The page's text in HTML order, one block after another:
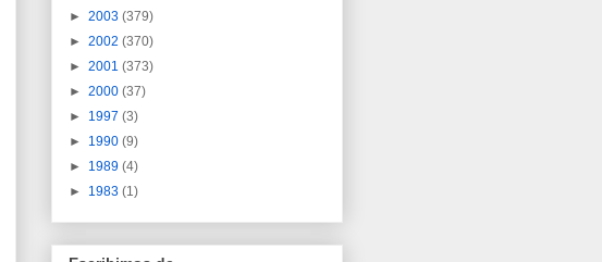
► 2003 (379)
► 2002 (370)
► 2001 (373)
► 2000 (37)
► 1997 (3)
► 1990 (9)
► 1989 (4)
► 1983 (1)